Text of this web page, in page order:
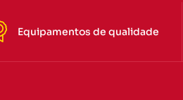
Equipamentos de qualidade